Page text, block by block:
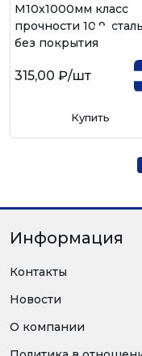
М10х1000мм класс
прочности 10.9, сталь
без покрытия
315,00 ₽/шт
Купить
Информация
Контакты
Новости
О компании